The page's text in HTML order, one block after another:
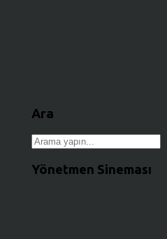
Ara
Yönetmen Sineması